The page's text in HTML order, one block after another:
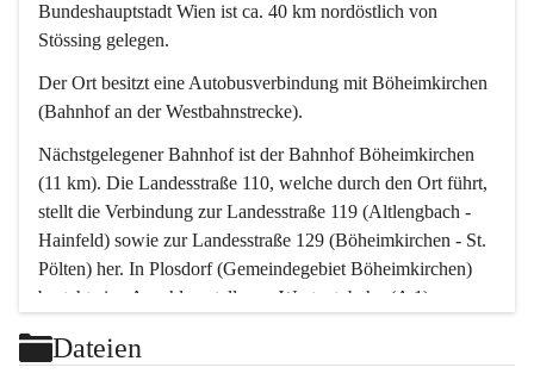
Bundeshauptstadt Wien ist ca. 40 km nordöstlich von
Stössing gelegen.
Der Ort besitzt eine Autobusverbindung mit Böheimkirchen
(Bahnhof an der Westbahnstrecke).
Nächstgelegener Bahnhof ist der Bahnhof Böheimkirchen
(11 km). Die Landesstraße 110, welche durch den Ort führt,
stellt die Verbindung zur Landesstraße 119 (Altlengbach -
Hainfeld) sowie zur Landesstraße 129 (Böheimkirchen - St.
Pölten) her. In Plosdorf (Gemeindegebiet Böheimkirchen)
besteht eine Anschlussstelle zur Westautobahn (A 1).
Wien erreicht man in ca. 45 Minuten.
Dateien